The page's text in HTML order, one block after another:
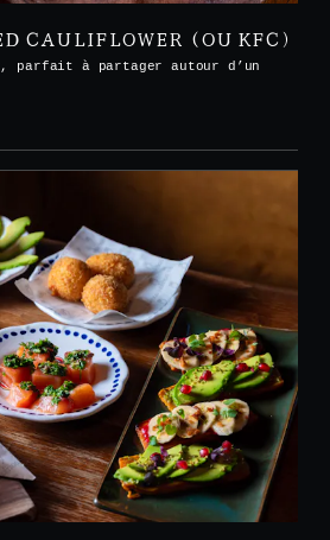
CAULIFLOWER (OU KFC)
parfait à partager autour d’un